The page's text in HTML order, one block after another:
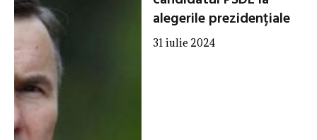
alegerile prezidențiale
31 iulie 2024